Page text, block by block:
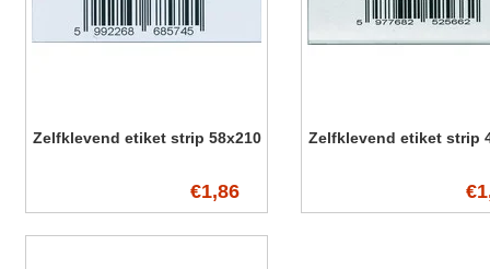
Zelfklevend etiket strip 58x210
€1,86
Zelfklevend etiket strip